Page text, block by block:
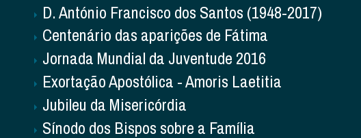
D. António Francisco dos Santos (1948-2017)
Centenário das aparições de Fátima
Jornada Mundial da Juventude 2016
Exortação Apostólica - Amoris Laetitia
Jubileu da Misericórdia
Sínodo dos Bispos sobre a Família